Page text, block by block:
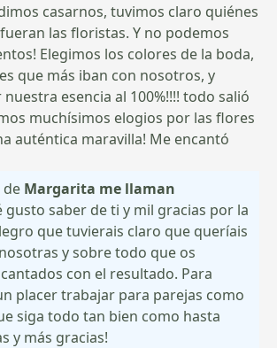
casarnos, tuvimos claro quiénes
las floristas. Y no podemos
Elegimos los colores de la boda,
que más iban con nosotros, y
esencia al 100%!!!! todo salió
muchísimos elogios por las flores
auténtica maravilla! Me encantó
de Margarita me llaman
gusto saber de ti y mil gracias por la
que tuvierais claro que queríais
y sobre todo que os
con el resultado. Para
placer trabajar para parejas como
siga todo tan bien como hasta
y más gracias!